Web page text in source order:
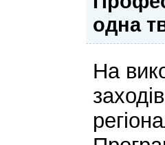
одна
На
заходів